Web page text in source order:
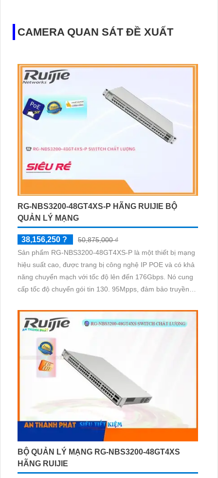
CAMERA QUAN SÁT ĐỀ XUẤT
RG-NBS3200-48GT4XS-P HÃNG RUIJIE BỘ
QUẢN LÝ MẠNG
38,156,250 ?
50,875,000 ₫
Sản phẩm RG-NBS3200-48GT4XS-P là một thiết bị mạng
hiệu suất cao, được trang bị công nghệ IP POE và có khả
năng chuyển mạch với tốc độ lên đến 176Gbps. Nó cung
cấp tốc độ chuyển gói tin 130. 95Mpps, đảm bảo truyền
BỘ QUẢN LÝ MẠNG RG-NBS3200-48GT4XS
HÃNG RUIJIE